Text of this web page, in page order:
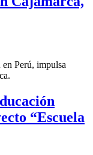
Perú, impulsa
“Escuela